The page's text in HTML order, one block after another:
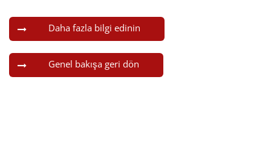
Daha fazla bilgi edinin
Genel bakışa geri dön